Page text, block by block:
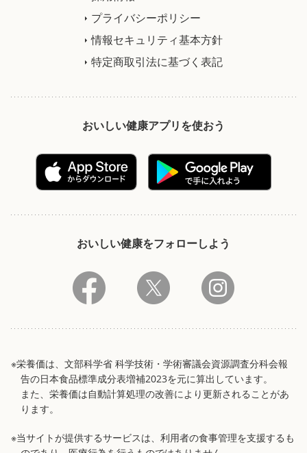
プライバシーポリシー
情報セキュリティ基本方針
特定商取引法に基づく表記
おいしい健康アプリを使おう
おいしい健康をフォローしよう
※栄養価は、文部科学省 科学技術・学術審議会資源調査分科会報
告の日本食品標準成分表増補2023を元に算出しています。
また、栄養価は自動計算処理の改善により更新されることがあ
ります。
※当サイトが提供するサービスは、利用者の食事管理を支援するも